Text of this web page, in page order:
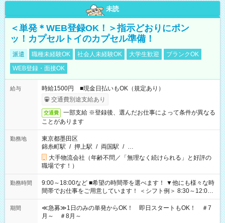
未読
＜単発＊WEB登録OK！＞指示どおりにポン
ッ！カプセルトイのカプセル準備！
派遣 職種未経験OK 社会人未経験OK 大学生歓迎
ブランクOK
WEB登録・面接OK
給与
時給1500円 ■現金日払いもOK（規定あり）
交通費別途支給あり
交通費
一部支給 ※登録後、選んだお仕事によって条件が異なる
ことがあります
勤務地
東京都墨田区
錦糸町駅 / 押上駅 / 両国駅 / …
大手物流会社（年齢不問／「無理なく続けられる」と好評の
職場です！）
勤務時間
9:00～18:00など ■希望の時間帯を選べます！ ▼他にも様々な時
間帯でお仕事をご用意しています！ ＜シフト例＞ 8:30～12:00
17:00～22:00 13:00～22:00 22:00～翌6:00 など
期間
≪急募≫1日のみの単発からOK！ 即日スタートもOK！ ＃7
月～ ＃8月～